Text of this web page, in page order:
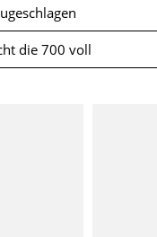
die 700 voll